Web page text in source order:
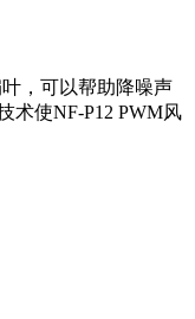
，可以帮助降噪声
术使NF-P12 PWM风